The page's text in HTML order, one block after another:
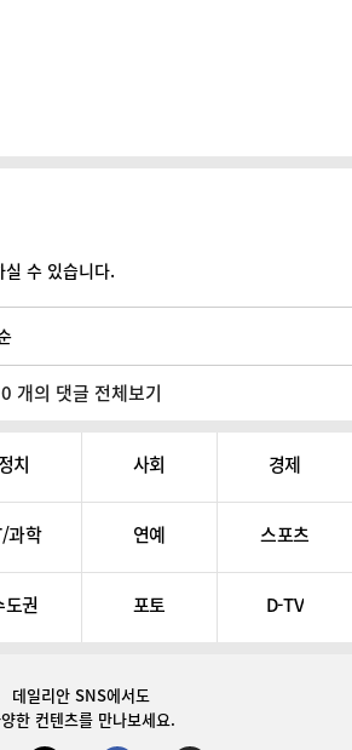
수 있습니다.
0 개의 댓글 전체보기
정치 사회 경제
과학 연예 스포츠
도권 포토 D-TV
데일리안 SNS에서도
한 컨텐츠를 만나보세요.